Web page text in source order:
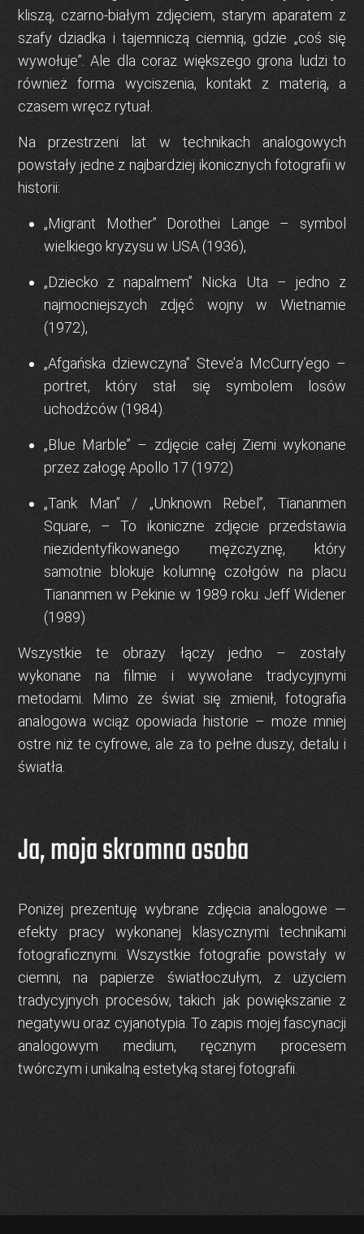
kliszą, czarno-białym zdjęciem, starym aparatem z
szafy dziadka i tajemniczą ciemnią, gdzie „coś się
wywołuje”. Ale dla coraz większego grona ludzi to
równieżforma wyciszenia, kontakt z materią, a
czasem wręcz rytuał.
Na przestrzeni lat w technikach analogowych
powstały jedne z najbardziej ikonicznych fotografii w
historii:
„Migrant Mother” Dorothei Lange – symbol
wielkiego kryzysu w USA (1936),
„Dziecko z napalmem” Nicka Uta – jedno z
najmocniejszych zdjęć wojny w Wietnamie
(1972),
„Afgańska dziewczyna” Steve’a McCurry’ego –
portret, który stał się symbolem losów
uchodźców (1984).
„Blue Marble” – zdjęcie całej Ziemi wykonane
przez załogę Apollo 17 (1972)
„Tank Man” / „Unknown Rebel”, Tiananmen
Square, – To ikoniczne zdjęcie przedstawia
niezidentyfikowanego mężczyznę, który
samotnie blokuje kolumnę czołgów na placu
Tiananmen w Pekinie w 1989 roku. Jeff Widener
(1989)
Wszystkie te obrazy łączy jedno – zostały
wykonanena filmie i wywołane tradycyjnymi
metodami. Mimo że świat się zmienił, fotografia
analogowa wciąż opowiada historie – może mniej
ostre niż te cyfrowe, ale za to pełne duszy, detalu i
światła.
Ja, moja skromna osoba
Poniżej prezentuję wybrane zdjęcia analogowe —
efekty pracy wykonanej klasycznymi technikami
fotograficznymi. Wszystkie fotografie powstały w
ciemni, na papierze światłoczułym, z użyciem
tradycyjnych procesów, takich jak powiększanie z
negatywu oraz cyjanotypia. To zapis mojej fascynacji
analogowym medium, ręcznym procesem
twórczym i unikalną estetyką starej fotografii.